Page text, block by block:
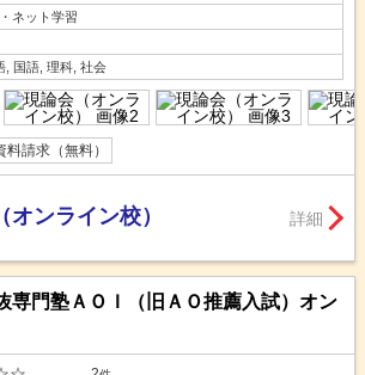
ネット学習
, 国語, 理科, 社会
請求（無料）
オンライン校） 詳細
専門塾ＡＯＩ（旧ＡＯ推薦入試）オン